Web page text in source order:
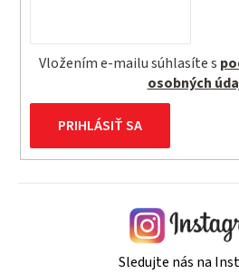
Vložením e-mailu súhlasíte s
osobných
PRIHLÁSIŤ SA
Sledujte nás na